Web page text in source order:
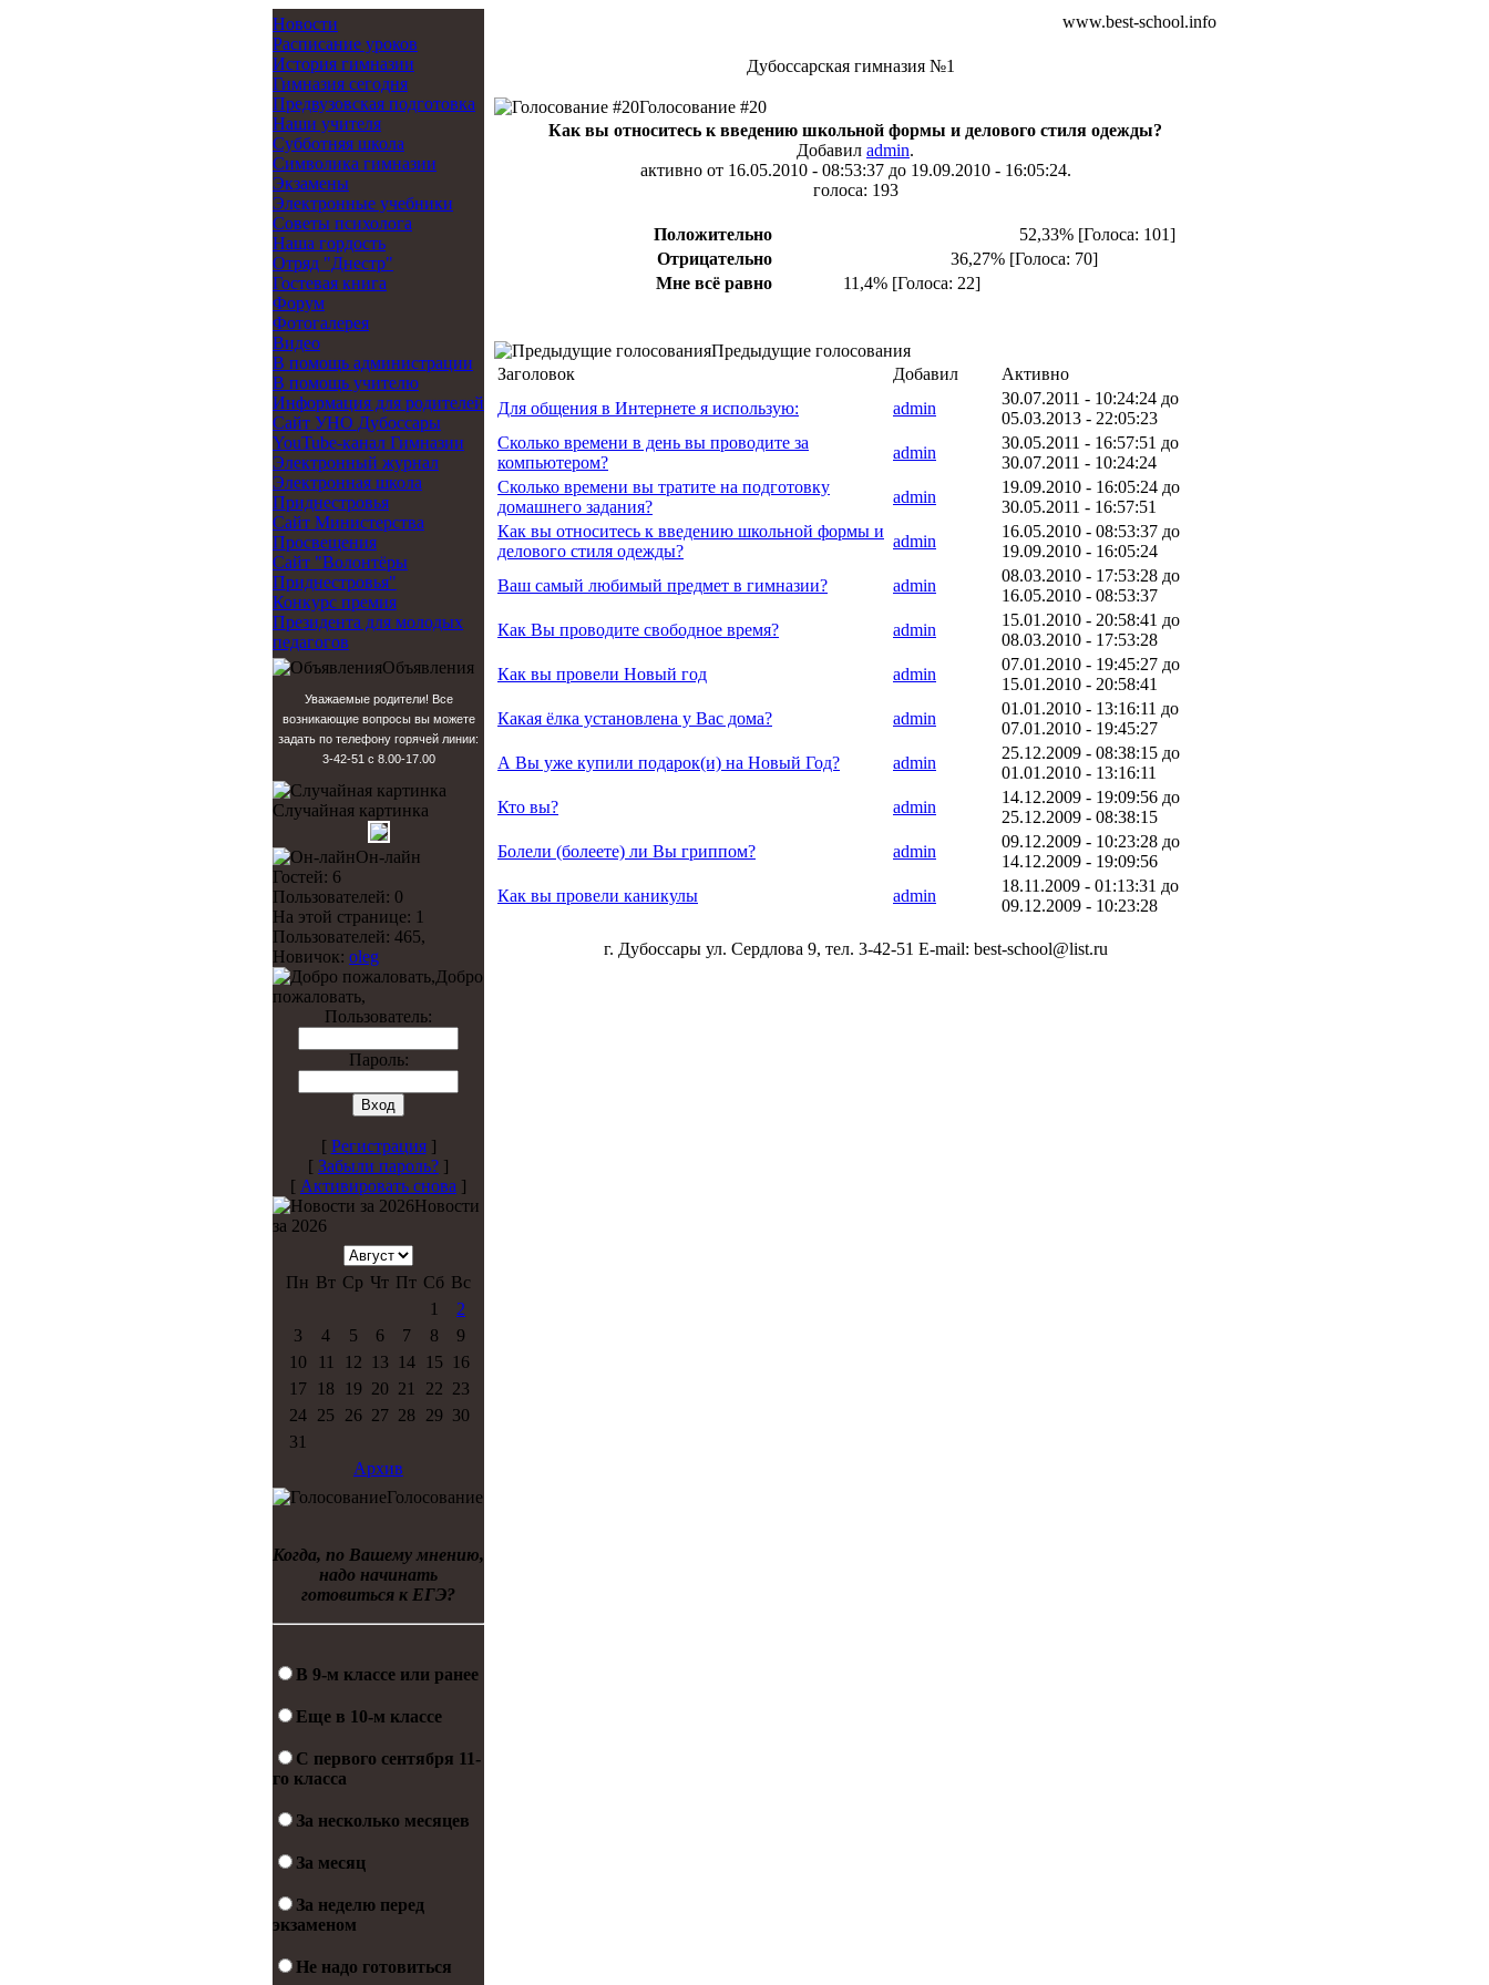
Новости
Расписание уроков
История гимназии
Гимназия сегодня
Предвузовская подготовка
Наши учителя
Субботняя школа
Символика гимназии
Экзамены
Электронные учебники
Советы психолога
Наша гордость
Отряд "Днестр"
Гостевая книга
Форум
Фотогалерея
Видео
В помощь администрации
В помощь учителю
Информация для родителей
Cайт УНО Дубоссары
YouTube-канал Гимназии
Электронный журнал
Электронная школа
Приднестровья
Сайт Министерства
Просвещения
Сайт "Волонтёры
Приднестровья"
Конкурс премия
Президента для молодых
педагогов
Объявления
Уважаемые родители! Все
возникающие вопросы вы можете
задать по телефону горячей линии:
3-42-51 с 8.00-17.00
Случайная картинка
Он-лайн
Гостей: 6
Пользователей: 0
На этой странице: 1
Пользователей: 465,
Новичок: oleg
Добро
пожаловать,
Пользователь:
Пароль:
[ Регистрация]
[ Забыли пароль? ]
[ Активировать снова ]
Новости
за 2026
Пн Вт Ср Чт Пт Сб Вс
1
2
3
4 5 6 7 8
9
10
11 12 13 14 15
16
17
18 19 20 21 22 23
24
25 26 27 28 29 30
31
Архив
Голосование
Когда, по Вашему мнению,
надо начинать
готовиться к ЕГЭ?
В 9-м классе или ранее
Еще в 10-м классе
С первого сентября 11-
го класса
За несколько месяцев
За месяц
За неделю перед
экзаменом
Не надо готовиться
www.best-school.info
Дубоссарская гимназия №1
Голосование #20
Как вы относитесь к введению школьной формы и делового стиля одежды?
Добавил admin.
активно от 16.05.2010 - 08:53:37 до 19.09.2010 - 16:05:24.
голоса: 193
Положительно
52,33% [Голоса: 101]
Отрицательно
36,27% [Голоса: 70]
Мне всё равно
11,4% [Голоса: 22]
Предыдущие голосования
Заголовок
Добавил
Активно
Для общения в Интернете я использую:
admin
30.07.2011 - 10:24:24 до
05.03.2013 - 22:05:23
Сколько времени в день вы проводите за
компьютером?
admin
30.05.2011 - 16:57:51 до
30.07.2011 - 10:24:24
Сколько времени вы тратите на подготовку
домашнего задания?
admin
19.09.2010 - 16:05:24 до
30.05.2011 - 16:57:51
Как вы относитесь к введению школьной формы и
делового стиля одежды?
admin
16.05.2010 - 08:53:37 до
19.09.2010 - 16:05:24
Ваш самый любимый предмет в гимназии?
admin
08.03.2010 - 17:53:28 до
16.05.2010 - 08:53:37
Как Вы проводите свободное время?
admin
15.01.2010 - 20:58:41 до
08.03.2010 - 17:53:28
Как вы провели Новый год
admin
07.01.2010 - 19:45:27 до
15.01.2010 - 20:58:41
Какая ёлка установлена у Вас дома?
admin
01.01.2010 - 13:16:11 до
07.01.2010 - 19:45:27
А Вы уже купили подарок(и) на Новый Год?
admin
25.12.2009 - 08:38:15 до
01.01.2010 - 13:16:11
Кто вы?
admin
14.12.2009 - 19:09:56 до
25.12.2009 - 08:38:15
Болели (болеете) ли Вы гриппом?
admin
09.12.2009 - 10:23:28 до
14.12.2009 - 19:09:56
Как вы провели каникулы
admin
18.11.2009 - 01:13:31 до
09.12.2009 - 10:23:28
г. Дубоссары ул. Сердлова 9, тел. 3-42-51 E-mail: best-school@list.ru